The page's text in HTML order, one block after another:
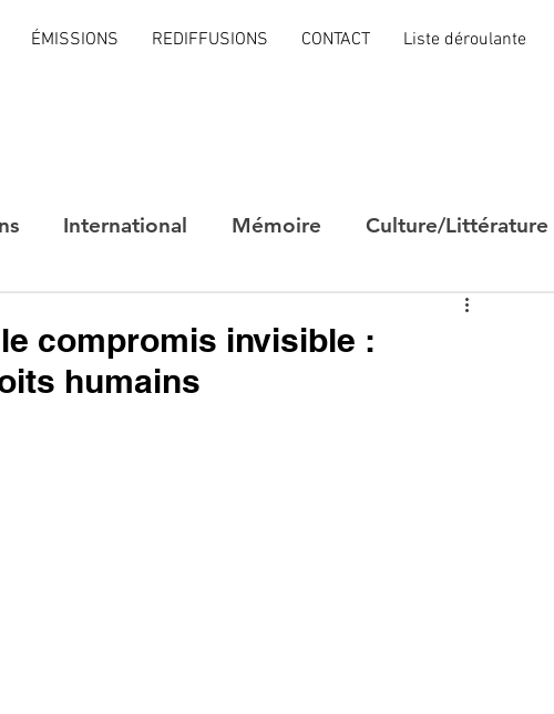
ÉMISSIONS REDIFFUSIONS CONTACT Liste déroulante
International Mémoire Culture/Littérature
le compromis invisible :
humains